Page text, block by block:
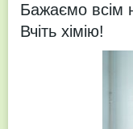
Бажаємо всiм
Вчiть хiмiю!